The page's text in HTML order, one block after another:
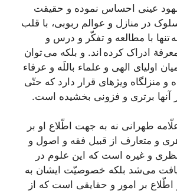
عينى احساس نموده و حقيقت
در منازل و عوالم ربوبى، با قلب
با مطالعه و تفكّر و درس و
ادراک كرده اند. و بلكه می توان
اولياى الهى و علماء باللَه و عرفاء
و منزلگاه ويژه‏اى قرار دارد كه حتّى
آنها برترى و فزونى بخشيده است.
طهرانى نه به جهت اطّلاع او بر
و متعارف از قبيل فقه و اصول و
و غيره است كه اين علوم در
يافت می‌‏شد بلکه خصوصيّت ايشان به
بر امور و حقايقى است كه از